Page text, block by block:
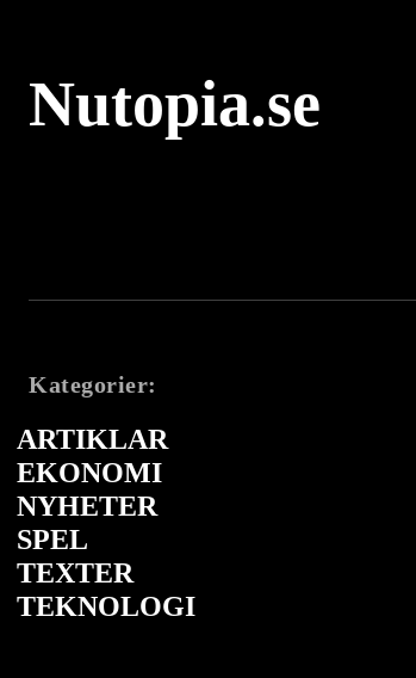
Nutopia.se
Kategorier:
ARTIKLAR
EKONOMI
NYHETER
SPEL
TEXTER
TEKNOLOGI